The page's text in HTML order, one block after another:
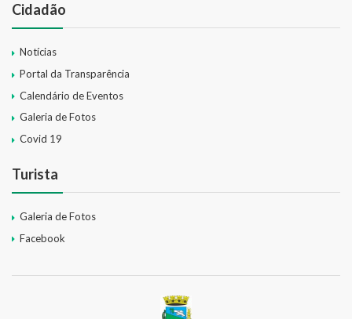
Cidadão
Notícias
Portal da Transparência
Calendário de Eventos
Galeria de Fotos
Covid 19
Turista
Galeria de Fotos
Facebook